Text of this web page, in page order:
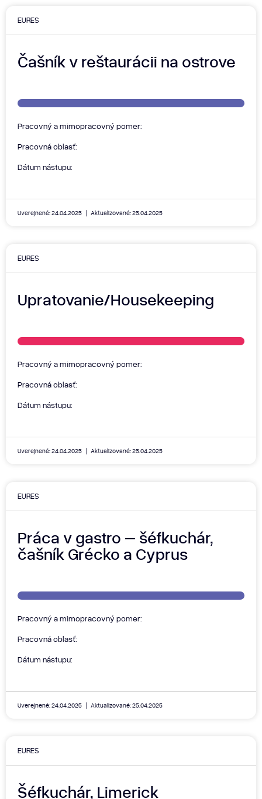
EURES
Čašník v reštaurácii na ostrove
Pracovný a mimopracovný pomer:
Pracovná oblasť:
Dátum nástupu:
Uverejnené: 24.04.2025 Aktualizované: 25.04.2025
EURES
Upratovanie/Housekeeping
Pracovný a mimopracovný pomer:
Pracovná oblasť:
Dátum nástupu:
Uverejnené: 24.04.2025 Aktualizované: 25.04.2025
EURES
Práca v gastro – šéfkuchár,
čašník Grécko a Cyprus
Pracovný a mimopracovný pomer:
Pracovná oblasť:
Dátum nástupu:
Uverejnené: 24.04.2025 Aktualizované: 25.04.2025
EURES
Šéfkuchár, Limerick